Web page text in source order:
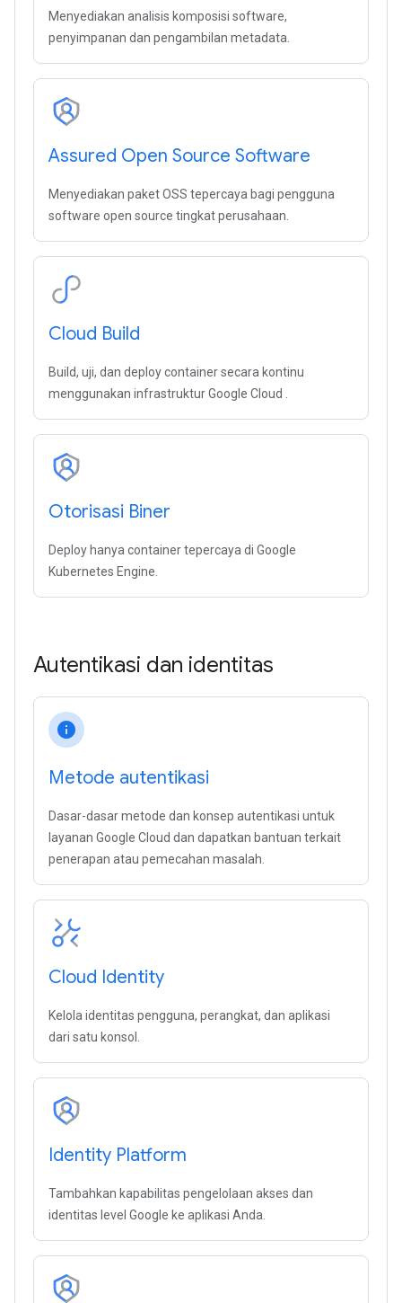
Menyediakan analisis komposisi software,
penyimpanan dan pengambilan metadata.
Assured Open Source Software
Menyediakan paket OSS tepercaya bagi pengguna
software open source tingkat perusahaan.
Cloud Build
Build, uji, dan deploy container secara kontinu
menggunakan infrastruktur Google Cloud .
Otorisasi Biner
Deploy hanya container tepercaya di Google
Kubernetes Engine.
Autentikasi dan identitas
info
Metode autentikasi
Dasar-dasar metode dan konsep autentikasi untuk
layanan Google Cloud dan dapatkan bantuan terkait
penerapan atau pemecahan masalah.
Cloud Identity
Kelola identitas pengguna, perangkat, dan aplikasi
dari satu konsol.
Identity Platform
Tambahkan kapabilitas pengelolaan akses dan
identitas level Google ke aplikasi Anda.